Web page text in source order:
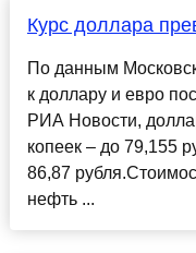
Курс доллара
По данным
к доллару и евро
РИА Новости,
копеек – до 79,155
86,87
нефть ...